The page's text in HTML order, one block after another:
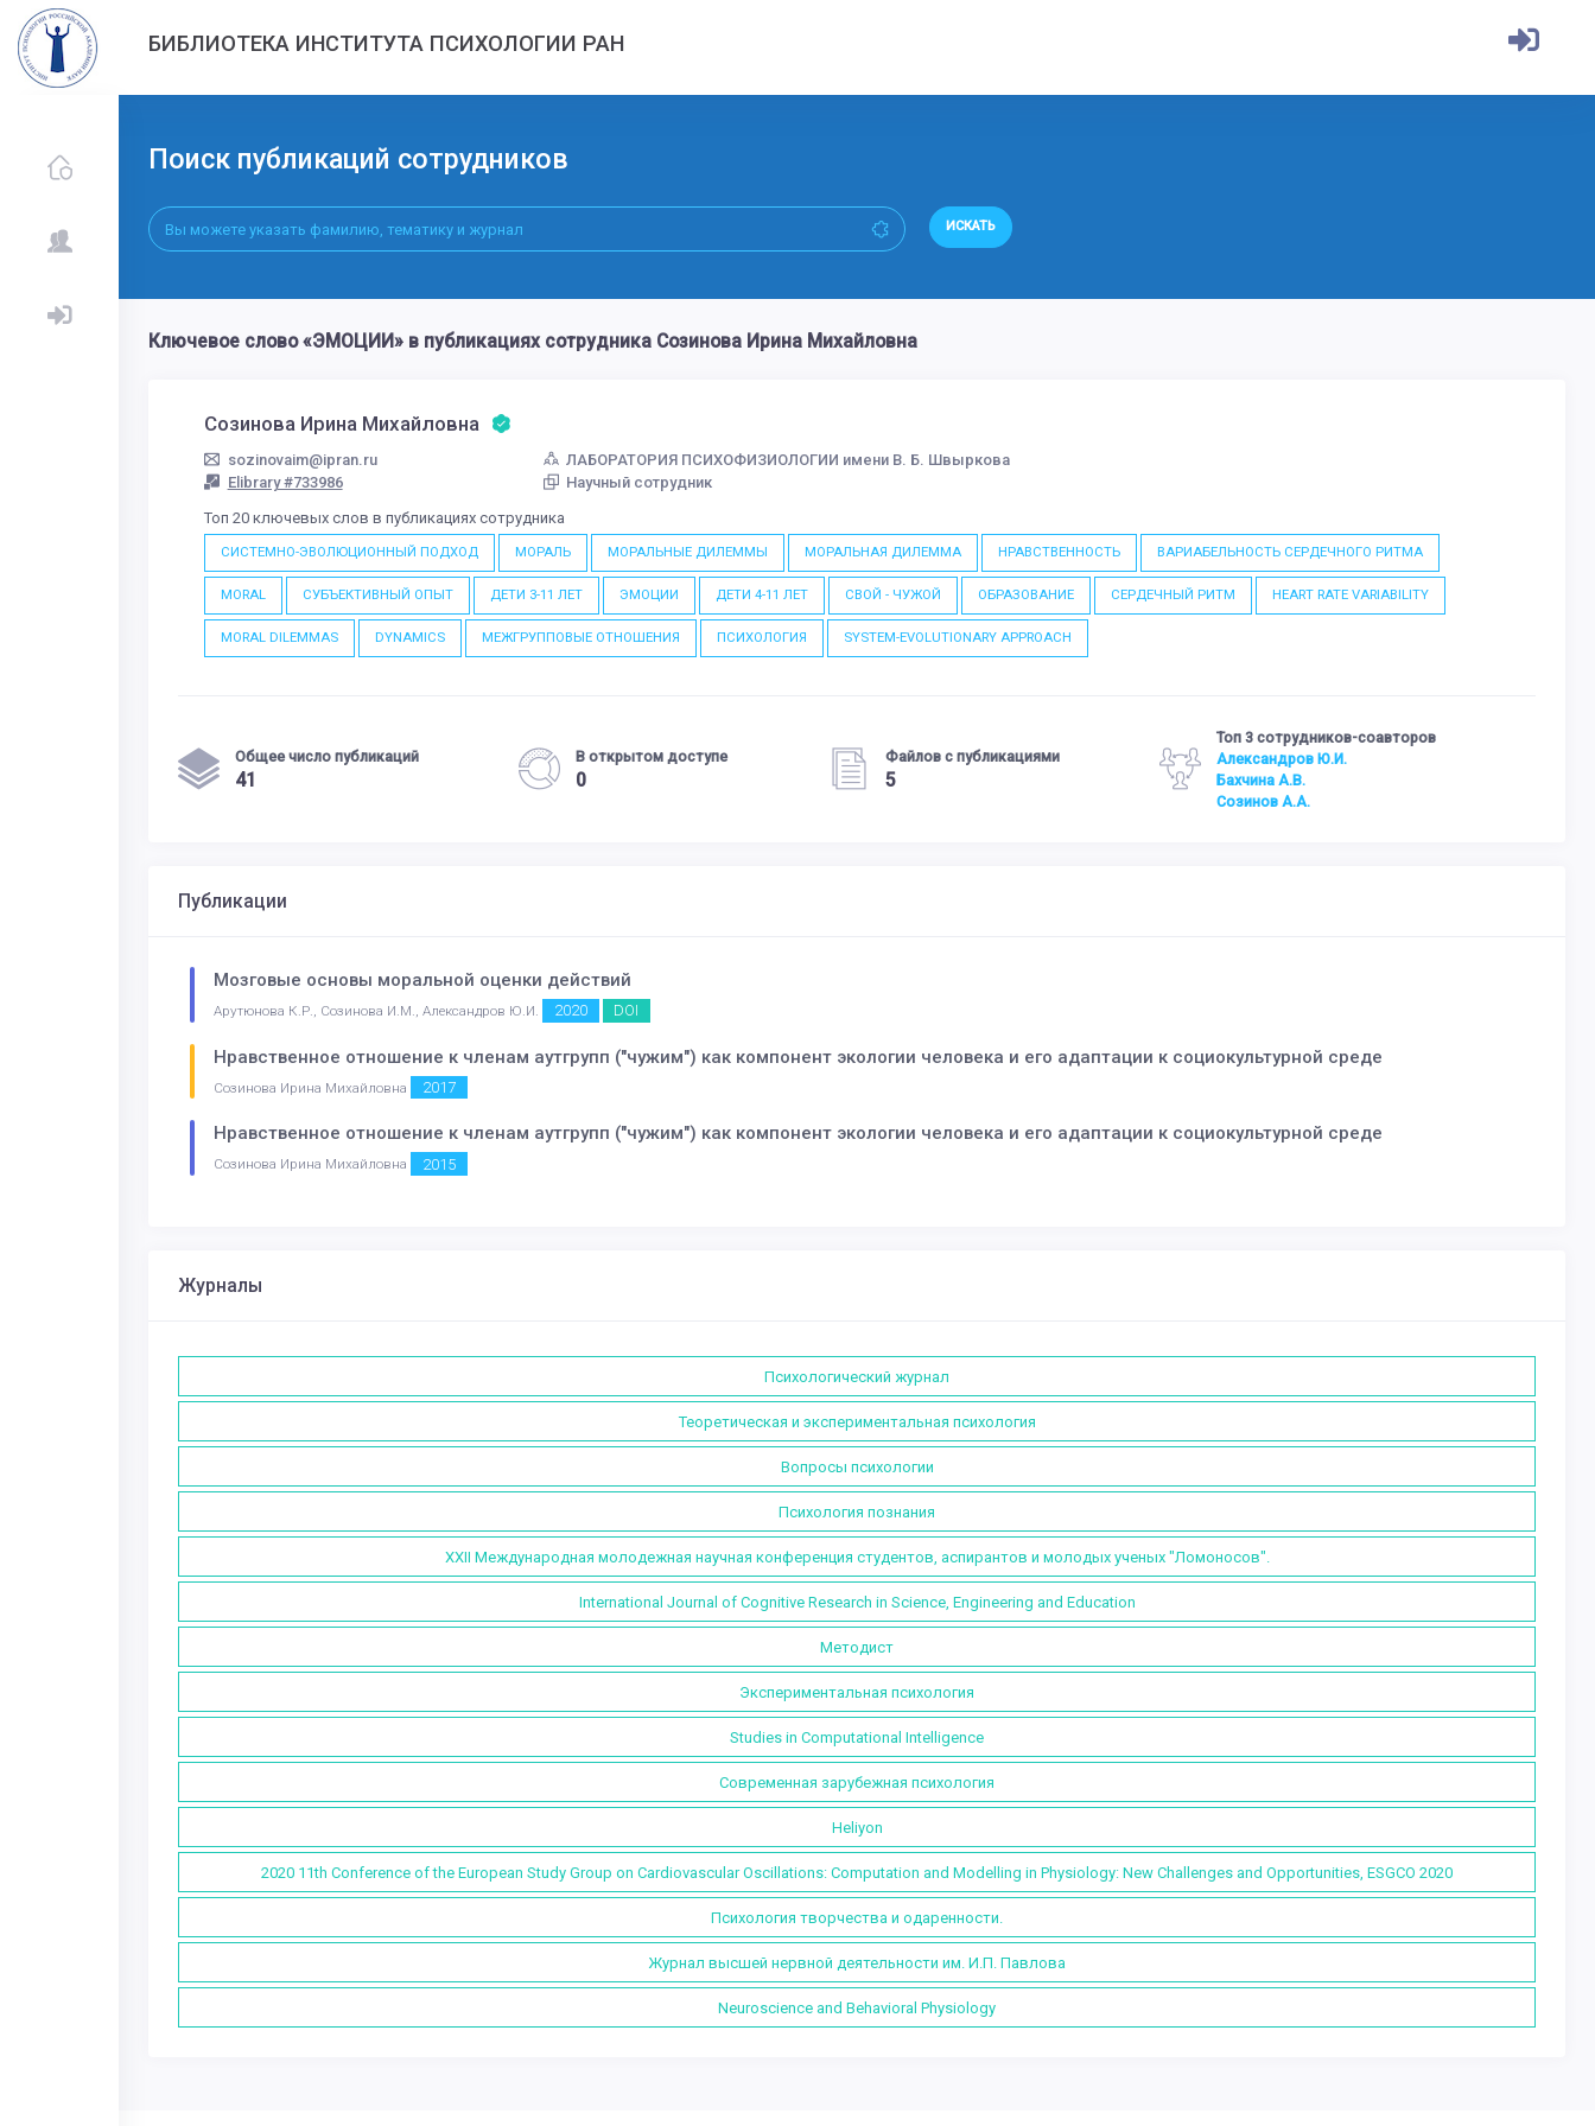
БИБЛИОТЕКА ИНСТИТУТА ПСИХОЛОГИИ РАН
Поиск публикаций сотрудников
ИСКАТЬ
Ключевое слово «ЭМОЦИИ» в публикациях сотрудника Созинова Ирина Михайловна
Созинова Ирина Михайловна
sozinovaim@ipran.ru
Elibrary #733986
ЛАБОРАТОРИЯ ПСИХОФИЗИОЛОГИИ имени В. Б. Швыркова
Научный сотрудник
Топ 20 ключевых слов в публикациях сотрудника
СИСТЕМНО-ЭВОЛЮЦИОННЫЙ ПОДХОД МОРАЛЬ МОРАЛЬНЫЕ ДИЛЕММЫ МОРАЛЬНАЯ ДИЛЕММА НРАВСТВЕННОСТЬ ВАРИАБЕЛЬНОСТЬ СЕРДЕЧНОГО РИТМА
MORAL СУБЪЕКТИВНЫЙ ОПЫТ ДЕТИ 3-11 ЛЕТ ЭМОЦИИ ДЕТИ 4-11 ЛЕТ СВОЙ - ЧУЖОЙ ОБРАЗОВАНИЕ СЕРДЕЧНЫЙ РИТМ HEART RATE VARIABILITY
MORAL DILEMMAS DYNAMICS МЕЖГРУППОВЫЕ ОТНОШЕНИЯ ПСИХОЛОГИЯ SYSTEM-EVOLUTIONARY APPROACH
Общее число публикаций
41
В открытом доступе
0
Файлов с публикациями
5
Топ 3 сотрудников-соавторов
Александров Ю.И.
Бахчина А.В.
Созинов А.А.
Публикации
Мозговые основы моральной оценки действий
Арутюнова К.Р., Созинова И.М., Александров Ю.И. 2020 DOI
Нравственное отношение к членам аутгрупп ("чужим") как компонент экологии человека и его адаптации к социокультурной среде
Созинова Ирина Михайловна 2017
Нравственное отношение к членам аутгрупп ("чужим") как компонент экологии человека и его адаптации к социокультурной среде
Созинова Ирина Михайловна 2015
Журналы
Психологический журнал
Теоретическая и экспериментальная психология
Вопросы психологии
Психология познания
XXII Международная молодежная научная конференция студентов, аспирантов и молодых ученых "Ломоносов".
International Journal of Cognitive Research in Science, Engineering and Education
Методист
Экспериментальная психология
Studies in Computational Intelligence
Современная зарубежная психология
Heliyon
2020 11th Conference of the European Study Group on Cardiovascular Oscillations: Computation and Modelling in Physiology: New Challenges and Opportunities, ESGCO 2020
Психология творчества и одаренности.
Журнал высшей нервной деятельности им. И.П. Павлова
Neuroscience and Behavioral Physiology